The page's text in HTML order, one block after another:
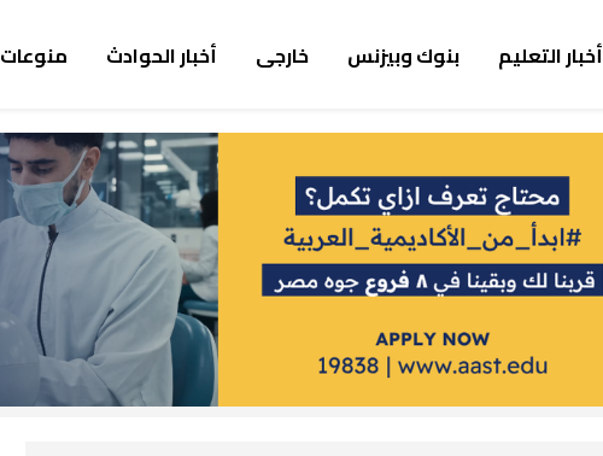
أخبار التعليم بنوك وبيزنس خارجى أخبار الحوادث منوعات